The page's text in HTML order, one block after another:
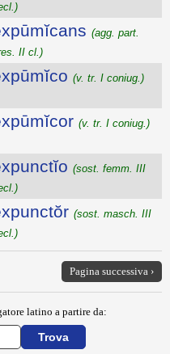
(agg. part.
II cl.)
(v. tr. I coniug.)
(v. tr. I coniug.)
(sost. femm. III
(sost. masch. III
Pagina successiva ›
latino a partire da: